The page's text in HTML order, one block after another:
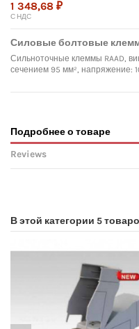
1 348,68 ₽
С НДС
Силовые болтовые
Сильноточные клеммы RAAD,
сечением 95 мм², напряжение:
Подробнее о товаре
Reviews
В этой категории 5